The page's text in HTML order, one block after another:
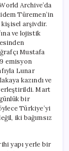
Archive’da
Türemen’in
kişisel arşivdir.
ve lojistik
Mustafa
emisyon
Lunar
kazındı ve
Mart
bir
Türkiye’yi
iki bağımsız
yapı yerle bir